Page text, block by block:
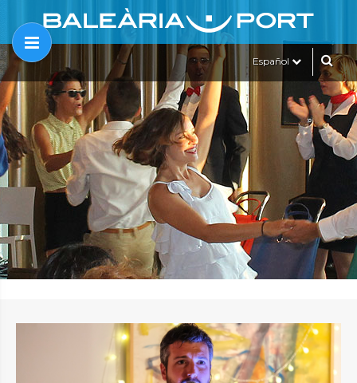
Español